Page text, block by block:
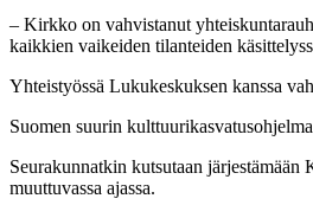
– Kirkko on vahvistanut
kaikkien vaikeiden tilanteiden
Yhteistyössä Lukukeskuksen kanssa
Suomen suurin
Seurakunnatkin kutsutaan
muuttuvassa ajassa.